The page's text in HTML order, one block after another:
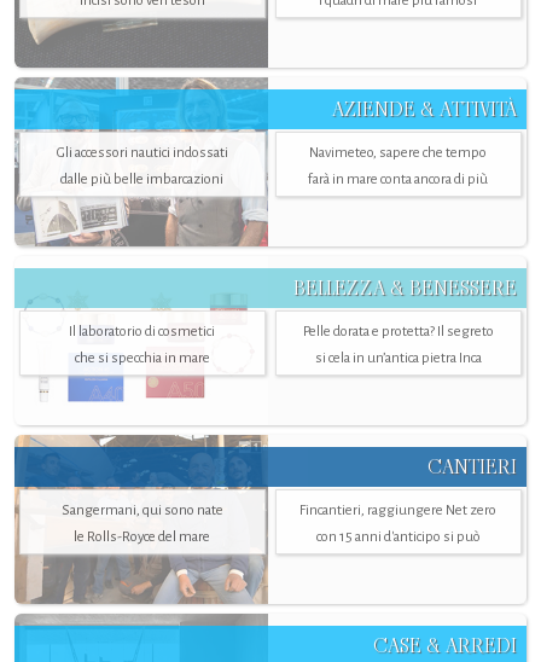
AZIENDE & ATTIVITÀ
Gli accessori nautici indossati
dalle più belle imbarcazioni
Navimeteo, sapere che tempo
farà in mare conta ancora di più
BELLEZZA & BENESSERE
Il laboratorio di cosmetici
che si specchia in mare
Pelle dorata e protetta? Il segreto
si cela in un’antica pietra Inca
CANTIERI
Sangermani, qui sono nate
le Rolls-Royce del mare
Fincantieri, raggiungere Net zero
con 15 anni d'anticipo si può
CASE & ARREDI